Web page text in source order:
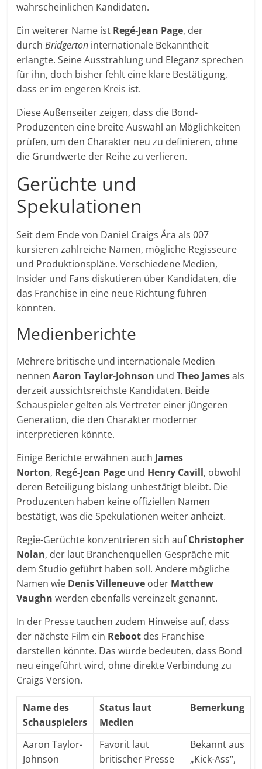
wahrscheinlichen Kandidaten.
Ein weiterer Name ist Regé-Jean Page, der
durchBridgerton internationale Bekanntheit
erlangte. Seine Ausstrahlung und Eleganz sprechen
für ihn, doch bisher fehlt eine klare Bestätigung,
dass er im engeren Kreis ist.
Diese Außenseiter zeigen, dass die Bond-
Produzenten eine breite Auswahl an Möglichkeiten
prüfen, um den Charakter neu zu definieren, ohne
die Grundwerte der Reihe zu verlieren.
Gerüchte und
Spekulationen
Seit dem Ende von Daniel Craigs Ära als 007
kursieren zahlreiche Namen, mögliche Regisseure
und Produktionspläne. Verschiedene Medien,
Insider und Fans diskutieren über Kandidaten, die
das Franchise in eine neue Richtung führen
könnten.
Medienberichte
Mehrere britische und internationale Medien
nennenAaron Taylor-Johnson undTheo Jamesals
derzeit aussichtsreichste Kandidaten. Beide
Schauspieler gelten als Vertreter einer jüngeren
Generation, die den Charakter moderner
interpretieren könnte.
Einige Berichte erwähnen auch James
Norton, Regé-Jean Page und Henry Cavill, obwohl
deren Beteiligung bislang unbestätigt bleibt. Die
Produzenten haben keine offiziellen Namen
bestätigt, was die Spekulationen weiter anheizt.
Regie-Gerüchte konzentrieren sich aufChristopher
Nolan, der laut Branchenquellen Gespräche mit
dem Studio geführt haben soll. Andere mögliche
Namen wie Denis Villeneuve oder Matthew
Vaughn werden ebenfalls vereinzelt genannt.
In der Presse tauchen zudem Hinweise auf, dass
der nächste Film ein Reboot des Franchise
darstellen könnte. Das würde bedeuten, dass Bond
neu eingeführt wird, ohne direkte Verbindung zu
Craigs Version.
Name des
Schauspielers
Status laut
Medien
Bemerkung
Aaron Taylor-
Johnson
Favorit laut
britischer Presse
Bekannt aus
„Kick-Ass“,